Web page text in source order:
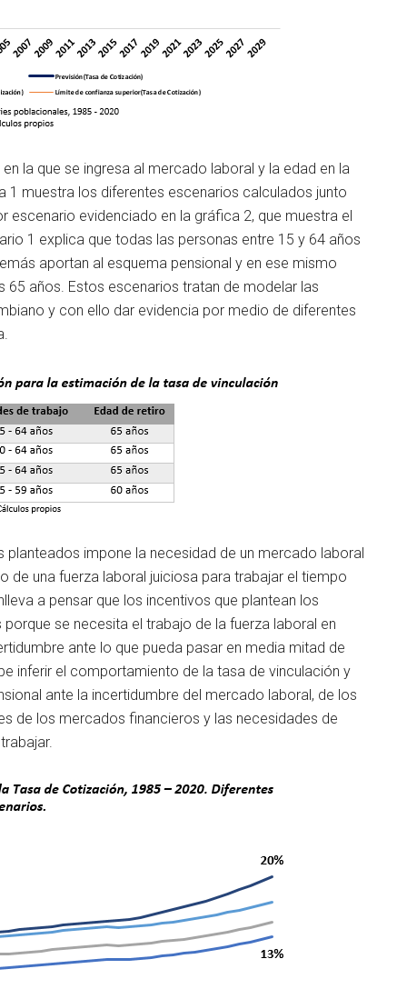
la que se ingresa al mercado laboral y la edad en la
1 muestra los diferentes escenarios calculados junto
evidenciado en la gráfica 2, que muestra el
1 explica que todas las personas entre 15 y 64 años
aportan al esquema pensional y en ese mismo
65 años. Estos escenarios tratan de modelar las
y con ello dar evidencia por medio de diferentes
impone la necesidad de un mercado laboral
una fuerza laboral juiciosa para trabajar el tiempo
a pensar que los incentivos que plantean los
se necesita el trabajo de la fuerza laboral en
ante lo que pueda pasar en media mitad de
inferir el comportamiento de la tasa de vinculación y
ante la incertidumbre del mercado laboral, de los
de los mercados financieros y las necesidades de